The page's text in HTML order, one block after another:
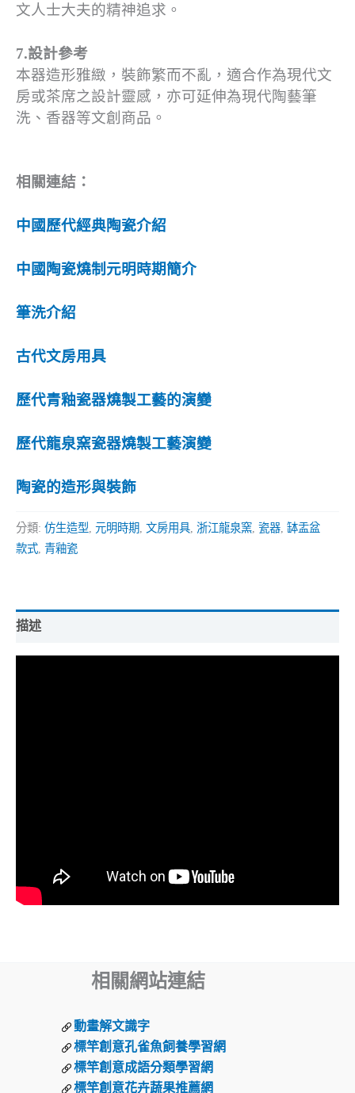
文人士大夫的精神追求。
7.設計參考
本器造形雅緻，裝飾繁而不亂，適合作為現代文
房或茶席之設計靈感，亦可延伸為現代陶藝筆
洗、香器等文創商品。
相關連結：
中國歷代經典陶瓷介紹
中國陶瓷燒制元明時期簡介
筆洗介紹
古代文房用具
歷代青釉瓷器燒製工藝的演變
歷代龍泉窯瓷器燒製工藝演變
陶瓷的造形與裝飾
分類: 仿生造型 元明時期 文房用具 浙江龍泉窯 瓷器 缽盂盆
款式 青釉瓷
描述
相關網站連結
動畫解文識字
標竿創意孔雀魚飼養學習網
標竿創意成語分類學習網
標竿創意花卉蔬果推薦網